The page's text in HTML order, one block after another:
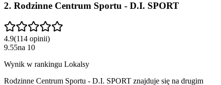
2. Rodzinne Centrum Sportu - D.I. SPORT
4.9(114 opinii)
9.55na 10
Wynik w rankingu Lokalsy
Rodzinne Centrum Sportu - D.I. SPORT znajduje się na drugim